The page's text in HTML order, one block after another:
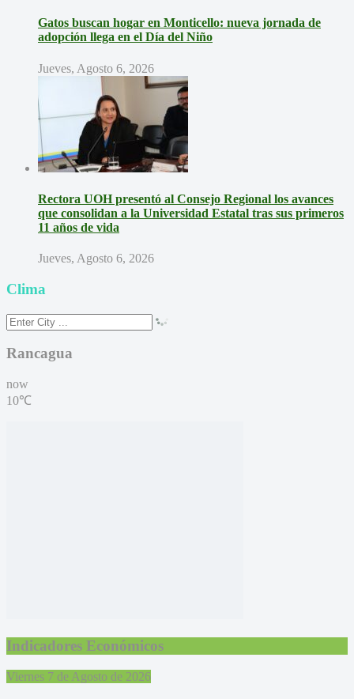
Gatos buscan hogar en Monticello: nueva jornada de
adopción llega en el Día del Niño
Jueves, Agosto 6, 2026
Rectora UOH presentó al Consejo Regional los avances
que consolidan a la Universidad Estatal tras sus primeros
11 años de vida
Jueves, Agosto 6, 2026
Clima
Rancagua
now
10℃
Indicadores Económicos
Viernes 7 de Agosto de 2026